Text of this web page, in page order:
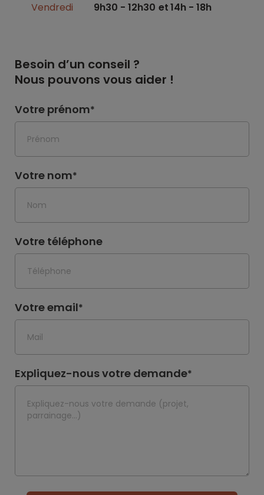
Vendredi
9h30 - 12h30 14h - 18h
Besoin d’un conseil ?
Nous pouvons vous aider !
Votre prénom*
Votre nom*
Votre téléphone
Votre email*
Expliquez-nous votre demande*